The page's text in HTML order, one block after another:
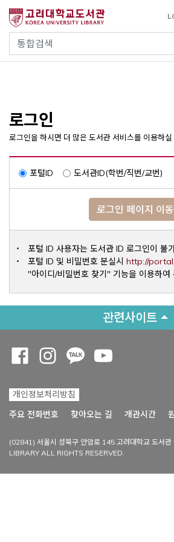
건
통합검색
사이트내 검색
로그인
로그인을 하시면 더 많은 도서관 서비스를 이용하실
포털ID 도서관ID(학번/직번/교번)
로그인 페이지 이동
포털 ID 사용자는 도서관 ID 로그인이 불
포털 ID 및 비밀번호 분실시 http://
"아이디/비밀번호 찾기" 기능을 이용하여
관련사이트
개인정보처리방침
주요 전화번호
찾아오는 길 개관시간
(02841) 서울시 성북구 안암로 145 고려대학교 도서
LIBRARY ALL RIGHTS RESERVED.
Opens a new window
Opens a new window
Opens a new